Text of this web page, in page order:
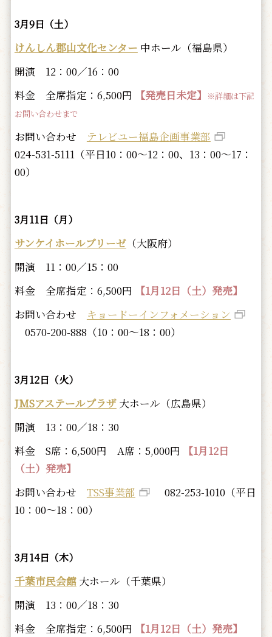
3月9日（土）
けんしん郡山文化センター 中ホール（福島県）
開演 12：00／16：00
料金 全席指定：6,500円 【発売日未定】
※詳細は下記
お問い合わせまで
お問い合わせ テレビユー福島企画事業部
024-531-5111（平日10：00～12：00、13：00～17：
00）
3月11日（月）
サンケイホールブリーゼ（大阪府）
開演 11：00／15：00
料金 全席指定：6,500円 【1月12日（土）発売】
お問い合わせ キョードーインフォメーション
0570-200-888（10：00～18：00）
3月12日（火）
JMSアステールプラザ大ホール（広島県）
開演 13：00／18：30
料金 S席：6,500円 A席：5,000円 【1月12日
（土）発売】
お問い合わせ TSS事業部
082-253-1010（平日
10：00～18：00）
3月14日（木）
千葉市民会館大ホール（千葉県）
開演 13：00／18：30
料金 全席指定：6,500円 【1月12日（土）発売】